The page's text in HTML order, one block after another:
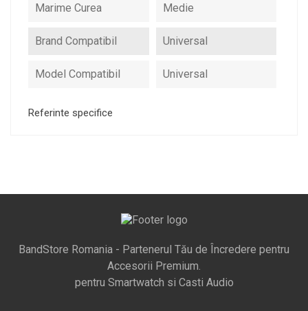
Marime Curea Medie
Brand Compatibil Universal
Model Compatibil Universal
Referinte specifice
BandStore Romania - Partenerul Tău de Încredere pentru
Accesorii Premium.
pentru Smartwatch si Casti Audio